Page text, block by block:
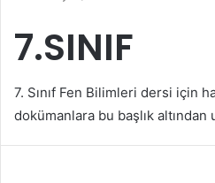
7.SINIF
7. Sınıf Fen Bilimleri dersi için
dokümanlara bu başlık